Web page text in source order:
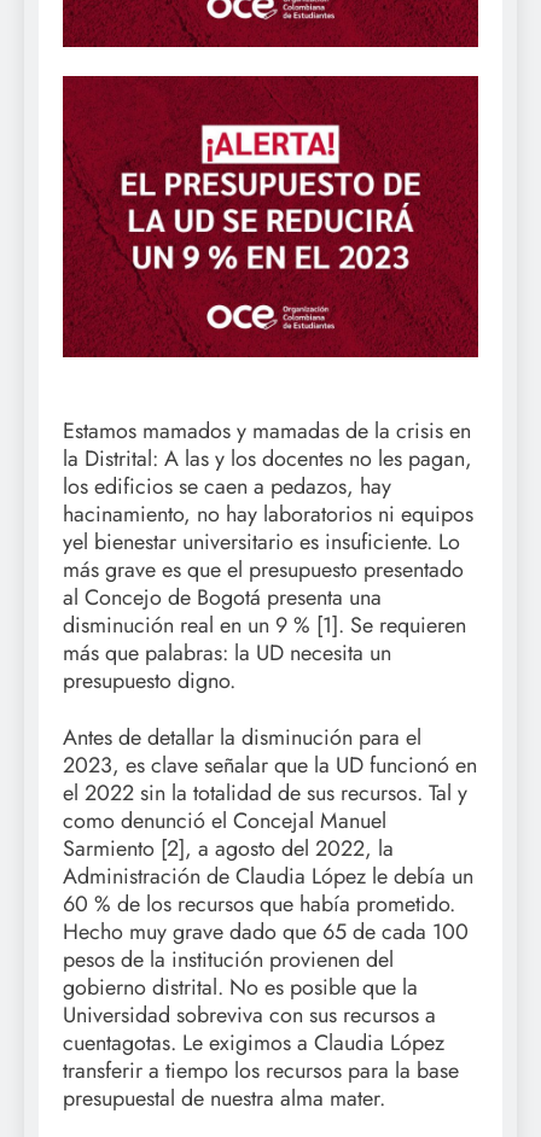
Estamos mamados y mamadas de la crisis en
la Distrital: A las y los docentes no les pagan,
los edificios se caen a pedazos, hay
hacinamiento, no hay laboratorios ni equipos
yel bienestar universitario es insuficiente. Lo
más grave es que el presupuesto presentado
al Concejo de Bogotá presenta una
disminución real en un 9 % [1]. Se requieren
más que palabras: la UD necesita un
presupuesto digno.
Antes de detallar la disminución para el
2023, es clave señalar que la UD funcionó en
el 2022 sin la totalidad de sus recursos. Tal y
como denunció el Concejal Manuel
Sarmiento [2], a agosto del 2022, la
Administración de Claudia López le debía un
60 % de los recursos que había prometido.
Hecho muy grave dado que 65 de cada 100
pesos de la institución provienen del
gobierno distrital. No es posible que la
Universidad sobreviva con sus recursos a
cuentagotas. Le exigimos a Claudia López
transferir a tiempo los recursos para la base
presupuestal de nuestra alma mater.